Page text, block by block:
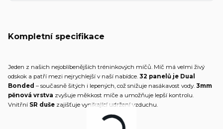
Kompletní specifikace
Jeden z našich nejoblíbenějších tréninkových míčů. Míč má velmi živý
odskok a patří mezi nejrychlejší v naší nabídce. 32 panelů je Dual
Bonded – současně šitých i lepených, což snižuje nasákavost vody. 3mm
pěnová vrstva zvyšuje měkkost míče a umožňuje lepší kontrolu.
Vnitřní SR duše zajišťuje vynikající udržení vzduchu.